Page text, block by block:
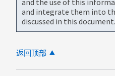
and integrate them into
discussed in this document.
返回顶部